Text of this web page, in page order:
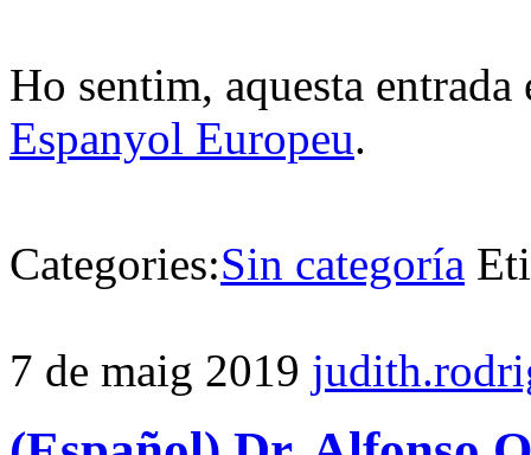
Ho sentim, aquesta
Espanyol Europeu.
Categories:Sin categoría
7 de maig 2019